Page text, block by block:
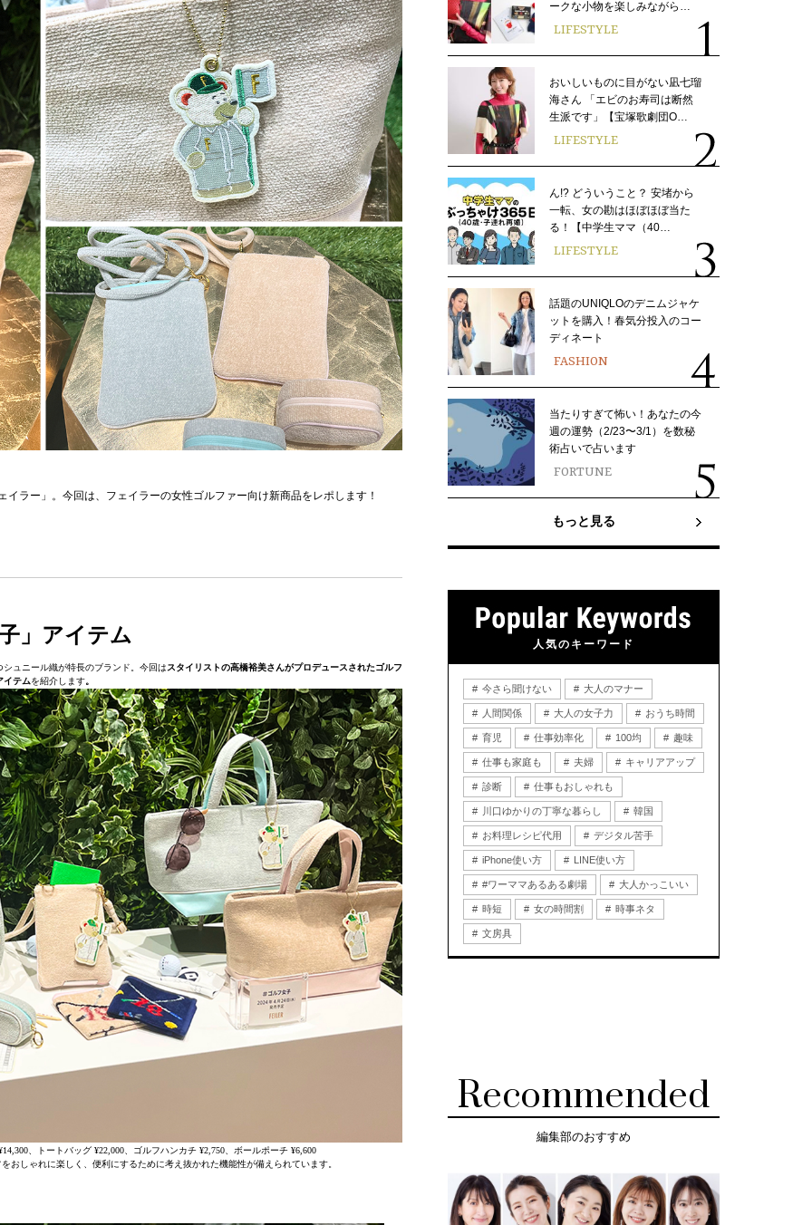
ラー」。今回は、フェイラーの女性ゴルファー向け新商品をレポします！
」アイテム
ュニール織が特長のブランド。今回はスタイリストの高橋裕美さんがプロデュースされたゴルフ
イテムを紹介します。
、トートバッグ ¥22,000、ゴルフハンカチ ¥2,750、ボールポーチ ¥6,600
おしゃれに楽しく、便利にするために考え抜かれた機能性が備えられています。
ークな小物を楽しみながら…
LIFESTYLE
おいしいものに目がない凪七瑠
海さん 「エビのお寿司は断然
生派です」【宝塚歌劇団O…
LIFESTYLE
ん!? どういうこと？ 安堵から
一転、女の勘はほぼほぼ当た
る！【中学生ママ（40…
LIFESTYLE
話題のUNIQLOのデニムジャケ
ットを購入！春気分投入のコー
ディネート
FASHION
当たりすぎて怖い！あなたの今
週の運勢（2/23〜3/1）を数秘
術占いで占います
FORTUNE
もっと見る
人気のキーワード
今さら聞けない 大人のマナー
人間関係 大人の女子力 おうち時間
育児 仕事効率化 100均 趣味
仕事も家庭も 夫婦 キャリアアップ
診断 仕事もおしゃれも
川口ゆかりの丁寧な暮らし 韓国
お料理レシピ代用 デジタル苦手
iPhone使い方 LINE使い方
#ワーママあるある劇場 大人かっこいい
時短 女の時間割 時事ネタ
文房具
Recommended
編集部のおすすめ